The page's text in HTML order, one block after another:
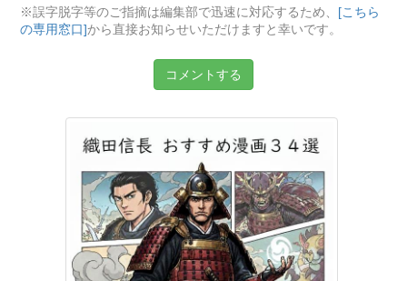
※誤字脱字等のご指摘は編集部で迅速に対応するため、
[こちら
の専用窓口]から直接お知らせいただけますと幸いです。
コメントする